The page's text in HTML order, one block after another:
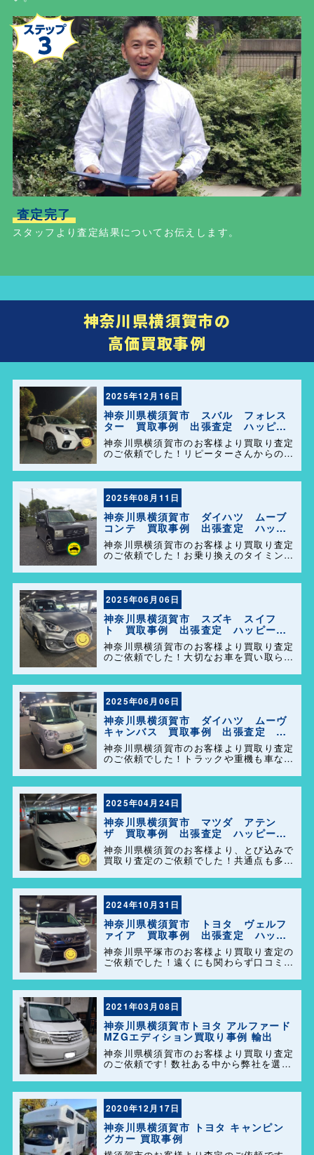
査定完了
スタッフより査定結果についてお伝えします。
神奈川県横須賀市の
高価買取事例
2025年12月16日
神奈川県横須賀市 スバル フォレス
ター 買取事例 出張査定 ハッピー
カーズ港南店！
神奈川県横須賀市のお客様より買取り査定
のご依頼でした！リピーターさんからのご
た！ 今後ともよろしくお願い致します😊
2025年08月11日
神奈川県横須賀市 ダイハツ ムーブ
コンテ 買取事例 出張査定 ハッピ
ーカーズ港南店！
神奈川県横須賀市のお客様より買取り査定
のご依頼でした！お乗り換えのタイミング
うございます。今後とも弊社の事をよろし
くお願いします＼(^o^)／
2025年06月06日
神奈川県横須賀市 スズキ スイフ
ト 買取事例 出張査定 ハッピーカ
ーズ港南店！
神奈川県横須賀市のお客様より買取り査定
のご依頼でした！大切なお車を買い取らせ
社の事をよろしくお願いします＼(^o^)／
2025年06月06日
神奈川県横須賀市 ダイハツ ムーヴ
キャンバス 買取事例 出張査定 ハ
ッピーカーズ港南店！
神奈川県横須賀市のお客様より買取り査定
のご依頼でした！トラックや重機も車なら
くお願い致します！
2025年04月24日
神奈川県横須賀市 マツダ アテン
ザ 買取事例 出張査定 ハッピーカ
ーズ港南店！
神奈川県横須賀のお客様より、とび込みで
買取り査定のご依頼でした！共通点も多く
とうございます＼(^o^)／ 今後ともどうぞ
よろしくお願い致します！
2024年10月31日
神奈川県横須賀市 トヨタ ヴェルフ
ァイア 買取事例 出張査定 ハッピ
ーカーズ港南店！
神奈川県平塚市のお客様より買取り査定の
ご依頼でした！遠くにも関わらず口コミを
す！困った事があれば気軽にご相談して下
さい(^o^)／
2021年03月08日
神奈川県横須賀市トヨタ アルファード
MZGエディション買取り事例 輸出
神奈川県横須賀市のお客様より買取り査定
のご依頼です! 数社ある中から弊社を選ん
発で決めてくださりました。 ずっと大切
に乗られてきたアルファード。大切に輸出
販売させていただきました […]
2020年12月17日
神奈川県横須賀市 トヨタ キャンピン
グカー 買取事例